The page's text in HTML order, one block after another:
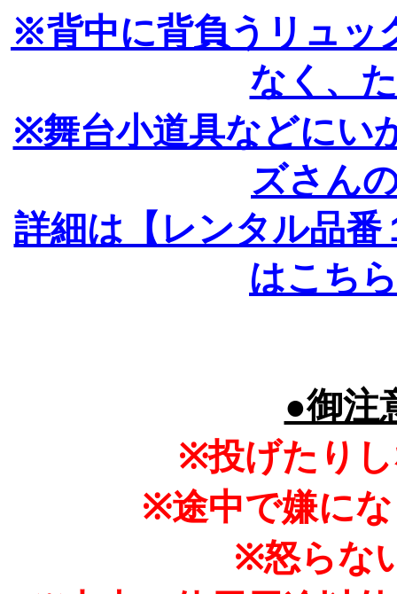
※背中に背負うリュッ
なく、
※舞台小道具などにい
ズさん
詳細は【レンタル品番
はこち
●御注
※投げたり
※途中で嫌に
※怒らな